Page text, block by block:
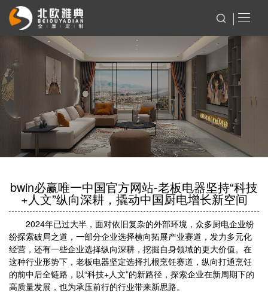
bwin必赢唯一中国官方网站-老板电器坚持“科技
+人文”纵向深耕，撬动中国厨电增长新空间
2024年已过大半，面对依旧复杂的外部环境，众多厨电企业纷
纷探索破局之道，一部分企业选择横向拓展产业赛道，发力多元化
经营，还有一些企业选择纵向深耕，挖掘自身领域的更大价值。在
这种行业形势下，老板电器坚定选择扎根烹饪赛道，纵向打通烹饪
的前中后全链路，以“科技+人文”的新路径，探索企业在新周期下的
高质量发展，也为承压前行的行业带来新思路。